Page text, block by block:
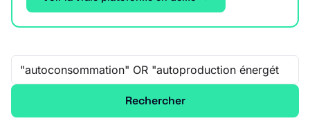
Recherche libre
Rechercher